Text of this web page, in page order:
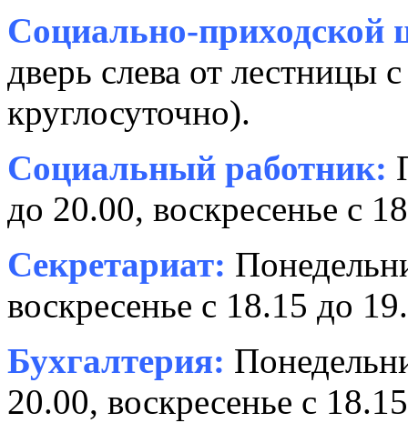
Социально-приходской
дверь слева от лестницы
круглосуточно).
Социальный работник:
до 20.00, воскресенье с
Секретариат:
воскресенье с 18.15 до
Бухгалтерия:
20.00, воскресенье с